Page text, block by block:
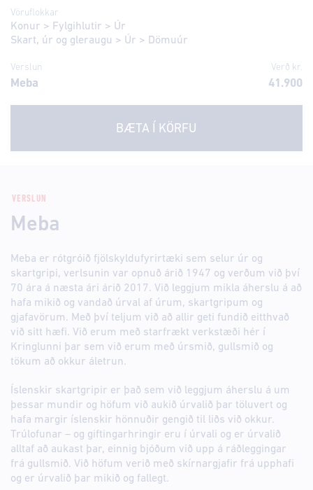
Vöruflokkar
Konur > Fylgihlutir > Úr
Skart, úr og gleraugu > Úr > Dömuúr
Verslun Verð kr.
Meba 41.900
BÆTA Í KÖRFU
VERSLUN
Meba
Meba er rótgróið fjölskyldufyrirtæki sem selur úr og
skartgripi, verlsunin var opnuð árið 1947 og verðum við því
70 ára á næsta ári árið 2017. Við leggjum mikla áherslu á að
hafa mikið og vandað úrval af úrum, skartgripum og
gjafavörum. Með því teljum við að allir geti fundið eitthvað
við sitt hæfi. Við erum með starfrækt verkstæði hér í
Kringlunni þar sem við erum með úrsmið, gullsmið og
tökum að okkur áletrun.
Íslenskir skartgripir er það sem við leggjum áherslu á um
þessar mundir og höfum við aukið úrvalið þar töluvert og
hafa margir íslenskir hönnuðir gengið til liðs við okkur.
Trúlofunar – og giftingarhringir eru í úrvali og er úrvalið
alltaf að aukast þar, einnig bjóðum við upp á ráðleggingar
frá gullsmið. Við höfum verið með skírnargjafir frá upphafi
og er úrvalið þar mikið og fallegt.